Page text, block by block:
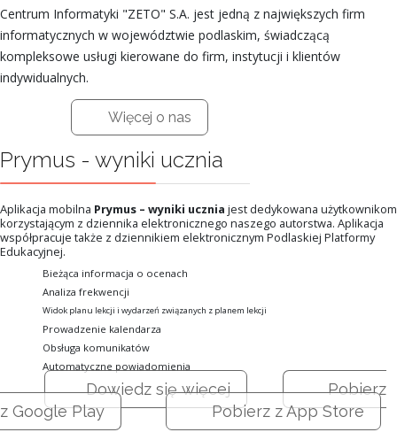
Centrum Informatyki "ZETO" S.A. jest jedną z największych firm
informatycznych w województwie podlaskim, świadczącą
kompleksowe usługi kierowane do firm, instytucji i klientów
indywidualnych.
Więcej o nas
Prymus - wyniki ucznia
Aplikacja mobilna Prymus – wyniki ucznia jest dedykowana użytkownikom
korzystającym z dziennika elektronicznego naszego autorstwa. Aplikacja
współpracuje także z dziennikiem elektronicznym Podlaskiej Platformy
Edukacyjnej.
Bieżąca informacja o ocenach
Analiza frekwencji
Widok planu lekcji i wydarzeń związanych z planem lekcji
Prowadzenie kalendarza
Obsługa komunikatów
Automatyczne powiadomienia
Dowiedz się więcej
Pobierz
z Google Play
Pobierz z App Store